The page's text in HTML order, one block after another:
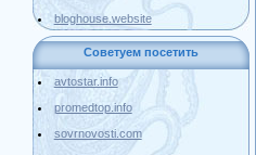
bloghouse.website
Советуем посетить
avtostar.info
promedtop.info
sovrnovosti.com